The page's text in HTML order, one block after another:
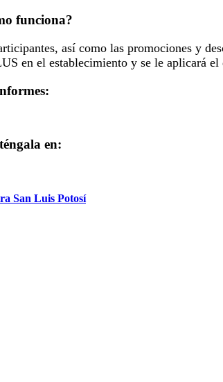
funciona?
así como las promociones y
en el establecimiento y se le aplicará el
en:
San Luis Potosí